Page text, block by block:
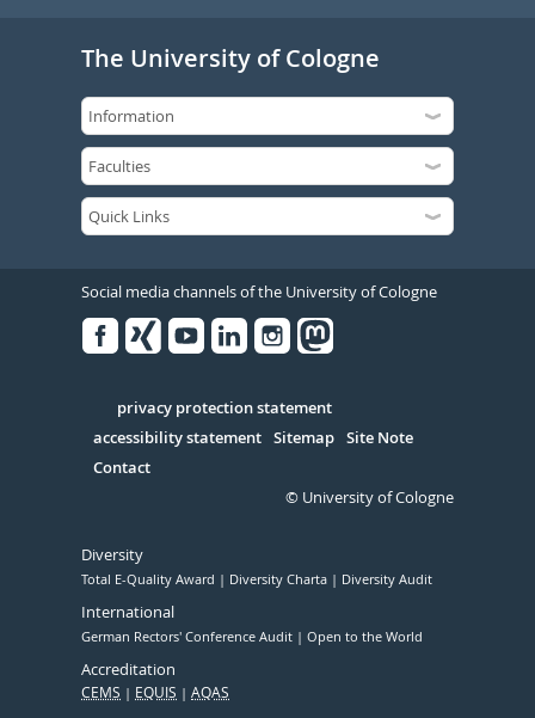
The University of Cologne
Social media channels of the University of Cologne
Serivce
privacy protection statement
accessibility statement Sitemap Site Note
Contact
© University of Cologne
Diversity
Total E-Quality Award Diversity Charta Diversity Audit
International
German Rectors' Conference Audit Open to the World
Accreditation
CEMS EQUIS AQAS